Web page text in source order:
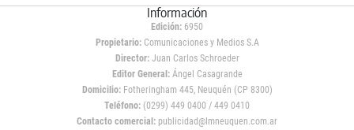
Información
Edición: 6950
Propietario:Comunicaciones y Medios S.A
Director: Juan Carlos Schroeder
Editor General:Ángel Casagrande
Domicilio:Fotheringham 445, Neuquén (CP 8300)
Teléfono: (0299) 449 0400 / 449 0410
Contacto comercial: publicidad@lmneuquen.com.ar